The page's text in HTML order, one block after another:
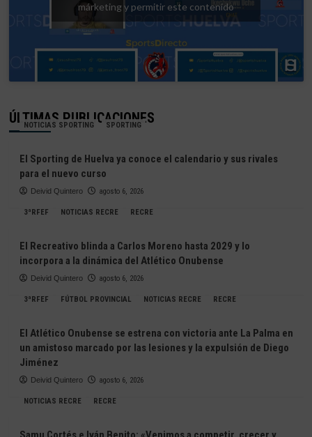
márketing y permitir este contenido
ÚLTIMAS PUBLICACIONES
NOTICIAS SPORTING SPORTING
El Sporting de Huelva ya conoce el calendario y sus rivales
para el nuevo curso
Deivid Quintero agosto 6, 2026
3ªRFEF NOTICIAS RECRE RECRE
El Recreativo blinda a Carlos Moreno hasta 2029 y lo
incorpora a la dinámica del Atlético Onubense
Deivid Quintero agosto 6, 2026
3ªRFEF FÚTBOL PROVINCIAL NOTICIAS RECRE RECRE
El Atlético Onubense se estrena con victoria ante La Palma en
un amistoso marcado por las lesiones y la expulsión de Diego
Jiménez
Deivid Quintero agosto 6, 2026
NOTICIAS RECRE RECRE